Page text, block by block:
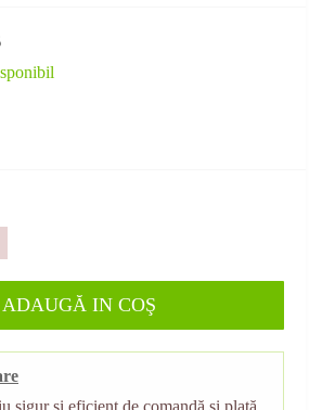
ADAUGĂ IN COŞ
sigur şi eficient de comandă şi plată